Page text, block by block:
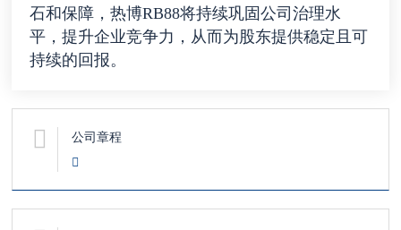
石和保障，热博RB88将持续巩固公司治理水
平，提升企业竞争力，从而为股东提供稳定且可
持续的回报。
公司章程